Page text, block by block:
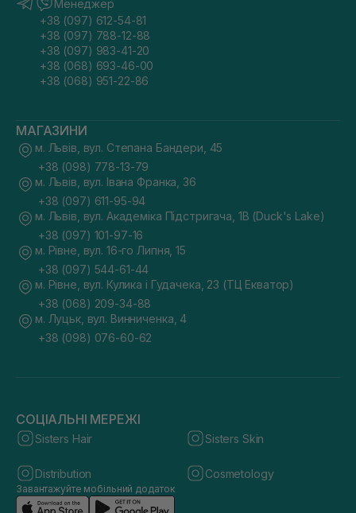
Менеджер
+38 (097) 612-54-81
+38 (097) 788-12-88
+38 (097) 983-41-20
+38 (068) 693-46-00
+38 (068) 951-22-86
МАГАЗИНИ
м. Львів, вул. Степана Бандери, 45
+38 (098) 778-13-79
м. Львів, вул. Івана Франка, 36
+38 (097) 611-95-94
м. Львів, вул. Академіка Підстригача, 1В (Duck's Lake)
+38 (097) 101-97-16
м. Рівне, вул. 16-го Липня, 15
+38 (097) 544-61-44
м. Рівне, вул. Кулика і Гудачека, 23 (ТЦ Екватор)
+38 (068) 209-34-88
м. Луцьк, вул. Винниченка, 4
+38 (098) 076-60-62
СОЦІАЛЬНІ МЕРЕЖІ
Sisters Hair Sisters Skin
Distribution Cosmetology
Завантажуйте мобільний додаток